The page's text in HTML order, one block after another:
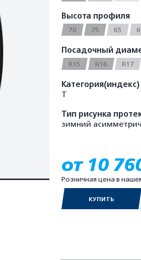
Высота профиля
70 75 65
Посадочный
R15 R16 R17
Категория(индекс)
T
Тип рисунка
зимний
от 10
Розничная цена в
КУПИТЬ